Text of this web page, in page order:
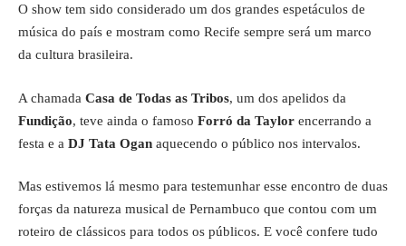
O show tem sido considerado um dos grandes espetáculos de
música do país e mostram como Recife sempre será um marco
da cultura brasileira.
A chamada Casa de Todas as Tribos, um dos apelidos da
Fundição, teve ainda o famoso Forró da Taylor encerrando a
festa e a DJ Tata Ogan aquecendo o público nos intervalos.
Mas estivemos lá mesmo para testemunhar esse encontro de duas
forças da natureza musical de Pernambuco que contou com um
roteiro de clássicos para todos os públicos. E você confere tudo